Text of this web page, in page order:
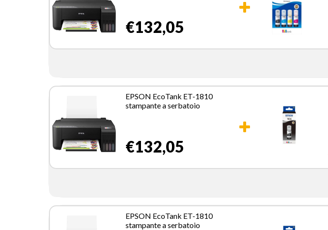
€132,05
EPSON EcoTank ET-1810
stampante a serbatoio
€132,05
EPSON EcoTank ET-1810
stampante a serbatoio